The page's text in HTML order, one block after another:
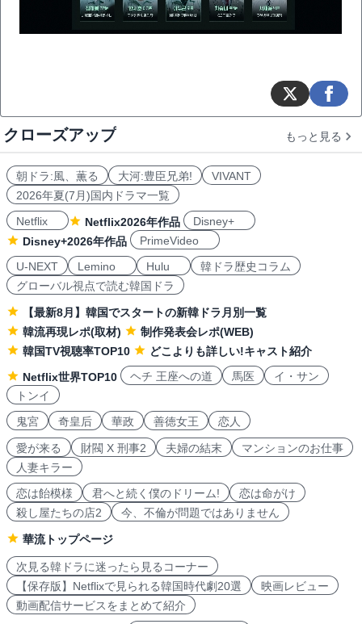
クローズアップ もっと見る
朝ドラ:風、薫る 大河:豊臣兄弟!
VIVANT
2026年夏(7月)国内ドラマ一覧
Netflix
Netflix2026年作品
Disney+
Disney+2026年作品
PrimeVideo
U-NEXT
Lemino Hulu
韓ドラ歴史コラム
グローバル視点で読む韓国ドラ
【最新8月】韓国でスタートの新韓ドラ月別一覧
韓流再現レポ(取材)
制作発表会レポ(WEB)
韓国TV視聴率TOP10
どこよりも詳しい!キャスト紹介
Netflix世界TOP10
ヘチ 王座への道 馬医
イ・サン
トンイ
鬼宮
奇皇后 華政 善徳女王 恋人
愛が来る 財閥 X 刑事2 夫婦の結末
マンションのお仕事
人妻キラー
恋は飴模様
君へと続く僕のドリーム!
恋は命がけ
殺し屋たちの店2
今、不倫が問題ではありません
華流トップページ
次見る韓ドラに迷ったら見るコーナー
【保存版】Netflixで見られる韓国時代劇20選
映画レビュー
動画配信サービスをまとめて紹介